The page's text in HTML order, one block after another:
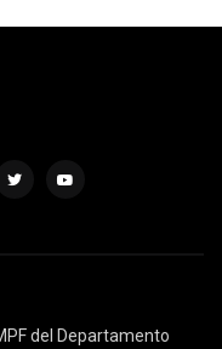
del Departamento